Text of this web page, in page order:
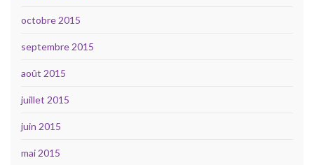
octobre 2015
septembre 2015
août 2015
juillet 2015
juin 2015
mai 2015